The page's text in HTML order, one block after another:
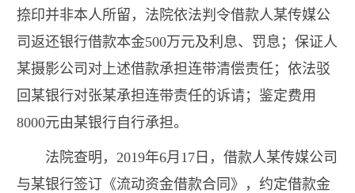
捺印并非本人所留，法院依法判令借款人某传媒公
司返还银行借款本金500万元及利息、罚息；保证人
某摄影公司对上述借款承担连带清偿责任；依法驳
回某银行对张某承担连带责任的诉请；鉴定费用
8000元由某银行自行承担。
法院查明，2019年6月17日，借款人某传媒公司
与某银行签订《流动资金借款合同》，约定借款金